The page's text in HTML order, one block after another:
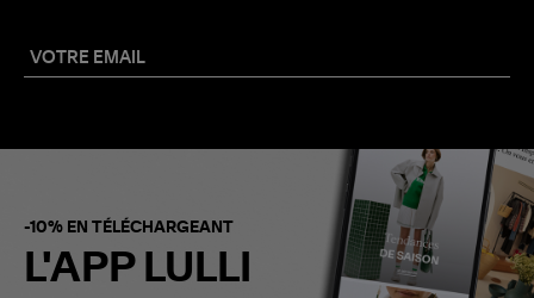
-10% EN TÉLÉCHARGEANT
L'APP LULLI